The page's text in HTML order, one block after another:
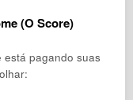
(O Score)
está pagando suas